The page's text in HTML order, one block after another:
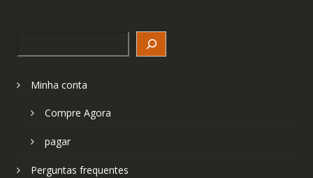
Minha conta
Compre Agora
pagar
Perguntas frequentes